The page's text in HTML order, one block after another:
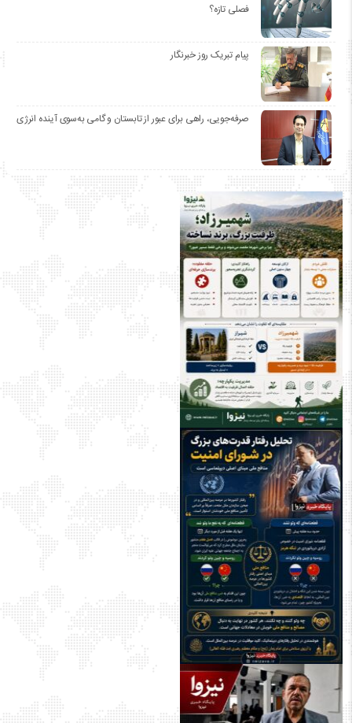
فصلی تازه؟
پیام تبریک روز خبرنگار
صرفه‌جویی، راهی برای عبور از تابستان و گامی به‌سوی آینده انرژی